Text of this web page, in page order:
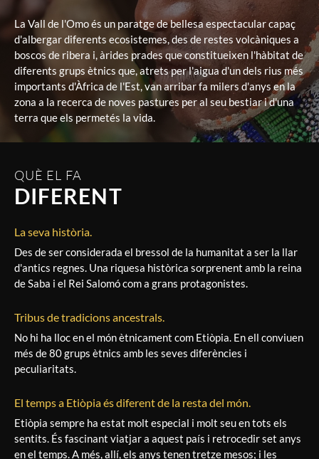
La Vall de l'Omo és un paratge de bellesa espectacular capaç
d'albergar diferents ecosistemes, des de restes volcàniques a
boscos de ribera i, àrides prades que constitueixen l'hàbitat de
diferents grups ètnics que, atrets per l'aigua d'un dels rius més
importants d'Àfrica de l'Est, van arribar fa milers d'anys en la
zona a la recerca de noves pastures per al seu bestiar i d'una
terra que els permetés la vida.
QUÈ EL FA
DIFERENT
La seva història.
Des de ser considerada el bressol de la humanitat a ser la llar
d'antics regnes. Una riquesa històrica sorprenent amb la reina
de Saba i el Rei Salomó com a grans protagonistes.
Tribus de tradicions ancestrals.
No hi ha lloc en el món ètnicament com Etiòpia. En ell conviuen
més de 80 grups ètnics amb les seves diferències i
peculiaritats.
El temps a Etiòpia és diferent de la resta del món.
Etiòpia sempre ha estat molt especial i molt seu en tots els
sentits. És fascinant viatjar a aquest país i retrocedir set anys
en el temps. A més, allí, els anys tenen tretze mesos; i les